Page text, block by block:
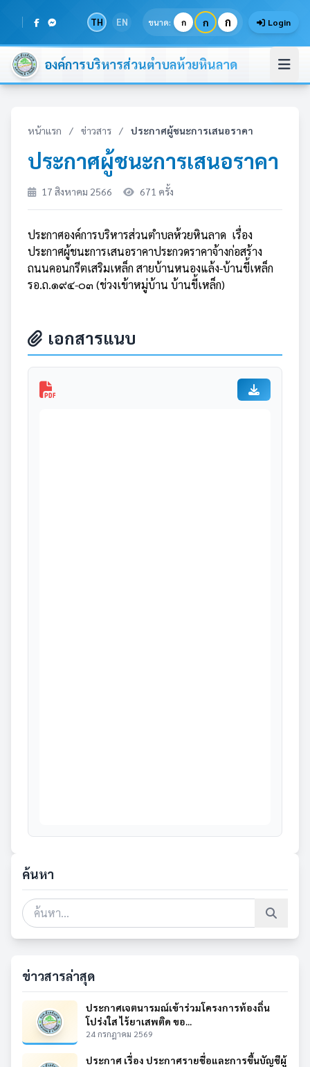
TH EN ขนาด: ก ก ก Login
องค์การบริหารส่วนตำบลห้วยหินลาด
หน้าแรก / ข่าวสาร / ประกาศผู้ชนะการเสนอราคา
ประกาศผู้ชนะการเสนอราคา
17 สิงหาคม 2566 671 ครั้ง
ประกาศองค์การบริหารส่วนตำบลห้วยหินลาด เรื่อง
ประกาศผู้ชนะการเสนอราคาประกวดราคาจ้างก่อสร้าง
ถนนคอนกรีตเสริมเหล็ก สายบ้านหนองแล้ง-บ้านขี้เหล็ก
รอ.ถ.๑๙๔-๐๓ (ช่วงเข้าหมู่บ้าน บ้านขี้เหล็ก)
เอกสารแนบ
ค้นหา
ข่าวสารล่าสุด
ประกาศเจตนารมณ์เข้าร่วมโครงการท้องถิ่น
โปร่งใส ไร้ยาเสพติด ขอ...
24 กรกฎาคม 2569
ประกาศ เรื่อง ประกาศรายชื่อและการขึ้นบัญชีผู้